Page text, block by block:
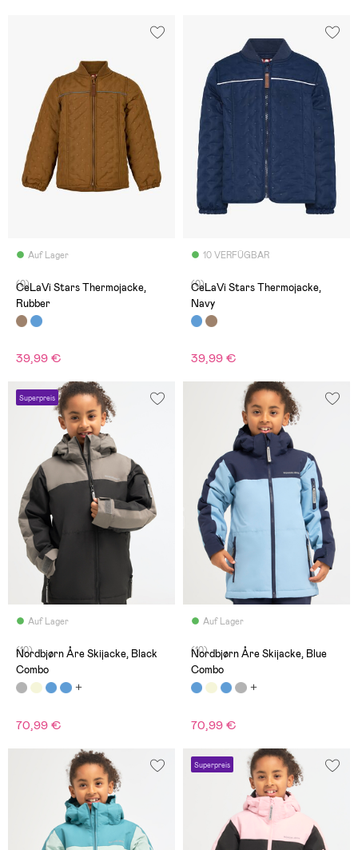
Auf Lager
(0)
CeLaVi Stars Thermojacke,
Rubber
39,99 €
10 VERFÜGBAR
(0)
CeLaVi Stars Thermojacke,
Navy
39,99 €
Superpreis
Auf Lager
(10)
Nordbjørn Åre Skijacke, Black
Combo
70,99 €
Auf Lager
(10)
Nordbjørn Åre Skijacke, Blue
Combo
70,99 €
Superpreis